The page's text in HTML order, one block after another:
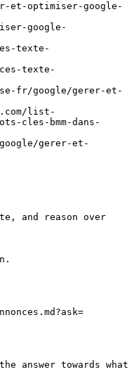
et-optimiser-google-
google-
texte-
texte-
fr/google/gerer-et-
list-
cles-bmm-dans-
gerer-et-
and reason over
answer towards what